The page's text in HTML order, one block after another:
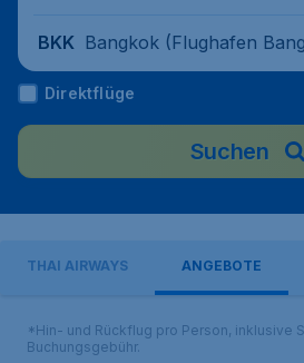
BKK Bangkok (Flughafen
humi), Thailand
Direktflüge
Suchen
THAI AIRWAYS ANGEBOTE
*Hin- und Rückflug pro Person, inklusive
Buchungsgebühr.